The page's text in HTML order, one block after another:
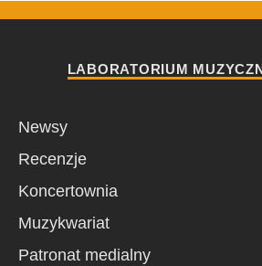
LABORATORIUM
Newsy
Recenzje
Koncertownia
Muzykwariat
Patronat medialny